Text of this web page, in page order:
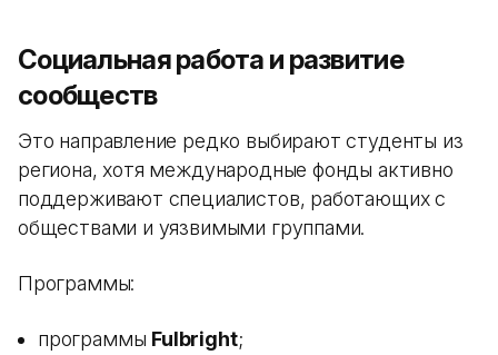
Социальная работа и развитие
сообществ
Это направление редко выбирают студенты из
региона, хотя международные фонды активно
поддерживают специалистов, работающих с
обществами и уязвимыми группами.
Программы:
программы Fulbright;